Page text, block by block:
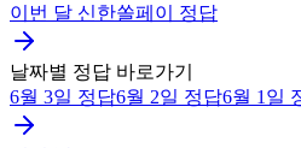
이번 달 신한쏠페이 정답
날짜별 정답 바로가기
6월 3일 정답6월 2일 정답6월 1일